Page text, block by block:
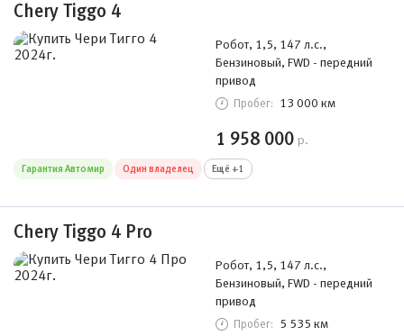
Chery Tiggo 4
Робот, 1,5, 147 л.с.,
Бензиновый, FWD - передний
привод
Пробег: 13 000 км
1 958 000 р.
Гарантия Автомир Один владелец Ещё +1
Chery Tiggo 4 Pro
Робот, 1,5, 147 л.с.,
Бензиновый, FWD - передний
привод
Пробег: 5 535 км